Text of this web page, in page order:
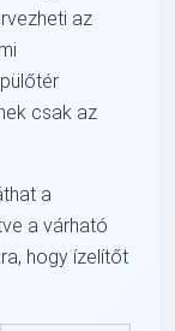
az
csak az
a
a várható
hogy ízelítőt